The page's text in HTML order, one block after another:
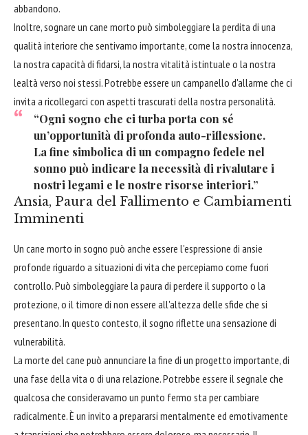
abbandono.
Inoltre, sognare un cane morto può simboleggiare la perdita di una
qualità interiore che sentivamo importante, come la nostra innocenza,
la nostra capacità di fidarsi, la nostra vitalità istintuale o la nostra
lealtà verso noi stessi. Potrebbe essere un campanello d'allarme che ci
invita a ricollegarci con aspetti trascurati della nostra personalità.
“Ogni sogno che ci turba porta con sé
un’opportunità di profonda auto-riflessione.
La fine simbolica di un compagno fedele nel
sonno può indicare la necessità di rivalutare i
nostri legami e le nostre risorse interiori.”
Ansia, Paura del Fallimento e Cambiamenti
Imminenti
Un cane morto in sogno può anche essere l'espressione di ansie
profonde riguardo a situazioni di vita che percepiamo come fuori
controllo. Può simboleggiare la paura di perdere il supporto o la
protezione, o il timore di non essere all'altezza delle sfide che si
presentano. In questo contesto, il sogno riflette una sensazione di
vulnerabilità.
La morte del cane può annunciare la fine di un progetto importante, di
una fase della vita o di una relazione. Potrebbe essere il segnale che
qualcosa che consideravamo un punto fermo sta per cambiare
radicalmente. È un invito a prepararsi mentalmente ed emotivamente